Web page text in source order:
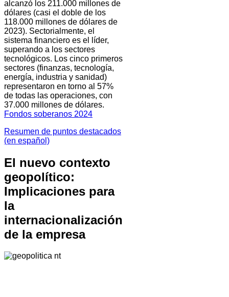
alcanzó los 211.000 millones de
dólares (casi el doble de los
118.000 millones de dólares de
2023). Sectorialmente, el
sistema financiero es el líder,
superando a los sectores
tecnológicos. Los cinco primeros
sectores (finanzas, tecnología,
energía, industria y sanidad)
representaron en torno al 57%
de todas las operaciones, con
37.000 millones de dólares.
Fondos soberanos 2024
Resumen de puntos destacados
(en español)
El nuevo contexto
geopolítico:
Implicaciones para
la
internacionalización
de la empresa